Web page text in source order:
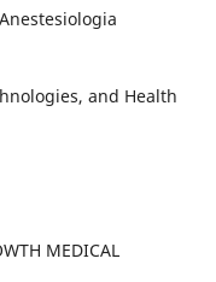
and Health
MEDICAL